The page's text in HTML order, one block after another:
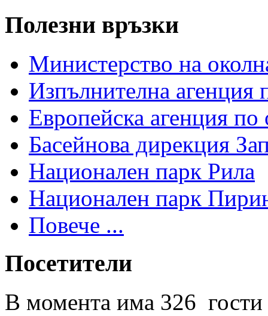
Полезни връзки
Министерство на
Изпълнителна агенция
Европейска агенция по
Басейнова дирекция
Национален парк Рила
Национален парк
Повече ...
Посетители
В момента има 326 гости